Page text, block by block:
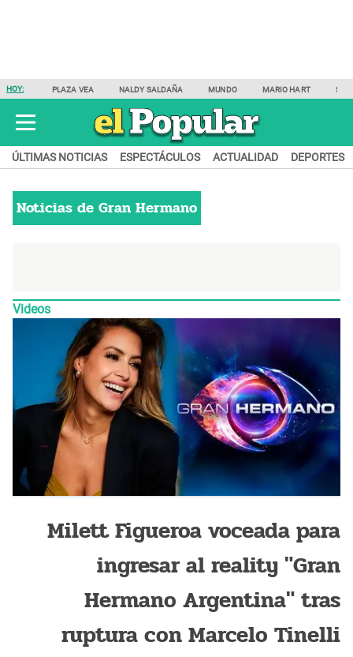
HOY: PLAZA VEA NALDY SALDAÑA MUNDO MARIO HART
ÚLTIMAS NOTICIAS ESPECTÁCULOS ACTUALIDAD DEPORTES
Noticias de Gran Hermano
Videos
Milett Figueroa voceada para
ingresar al reality "Gran
Hermano Argentina" tras
ruptura con Marcelo Tinelli